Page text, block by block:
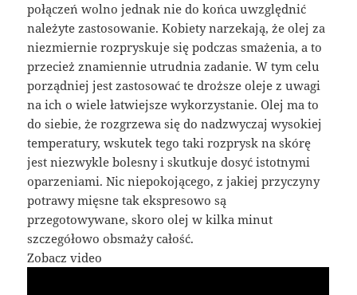
połączeń wolno jednak nie do końca uwzględnić
należyte zastosowanie. Kobiety narzekają, że olej za
niezmiernie rozpryskuje się podczas smażenia, a to
przecież znamiennie utrudnia zadanie. W tym celu
porządniej jest zastosować te droższe oleje z uwagi
na ich o wiele łatwiejsze wykorzystanie. Olej ma to
do siebie, że rozgrzewa się do nadzwyczaj wysokiej
temperatury, wskutek tego taki rozprysk na skórę
jest niezwykle bolesny i skutkuje dosyć istotnymi
oparzeniami. Nic niepokojącego, z jakiej przyczyny
potrawy mięsne tak ekspresowo są
przegotowywane, skoro olej w kilka minut
szczegółowo obsmaży całość.
Zobacz video